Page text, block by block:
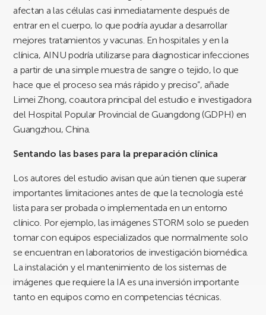
afectan a las células casi inmediatamente después de
entrar en el cuerpo, lo que podría ayudar a desarrollar
mejores tratamientos y vacunas. En hospitales y en la
clínica, AINU podría utilizarse para diagnosticar infecciones
a partir de una simple muestra de sangre o tejido, lo que
hace que el proceso sea más rápido y preciso”, añade
Limei Zhong, coautora principal del estudio e investigadora
del Hospital Popular Provincial de Guangdong (GDPH) en
Guangzhou, China.
Sentando las bases para la preparación clínica
Los autores del estudio avisan que aún tienen que superar
importantes limitaciones antes de que la tecnología esté
lista para ser probada o implementada en un entorno
clínico. Por ejemplo, las imágenes STORM solo se pueden
tomar con equipos especializados que normalmente solo
se encuentran en laboratorios de investigación biomédica.
La instalación y el mantenimiento de los sistemas de
imágenes que requiere la IA es una inversión importante
tanto en equipos como en competencias técnicas.